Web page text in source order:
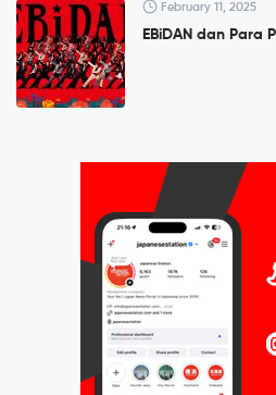
February 11, 2025
EBiDAN dan Para